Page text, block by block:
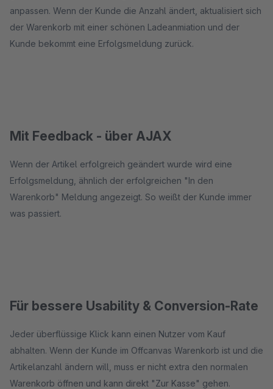
anpassen. Wenn der Kunde die Anzahl ändert, aktualisiert sich
der Warenkorb mit einer schönen Ladeanmiation und der
Kunde bekommt eine Erfolgsmeldung zurück.
Mit Feedback - über AJAX
Wenn der Artikel erfolgreich geändert wurde wird eine
Erfolgsmeldung, ähnlich der erfolgreichen "In den
Warenkorb" Meldung angezeigt. So weißt der Kunde immer
was passiert.
Für bessere Usability & Conversion-Rate
Jeder überflüssige Klick kann einen Nutzer vom Kauf
abhalten. Wenn der Kunde im Offcanvas Warenkorb ist und die
Artikelanzahl ändern will, muss er nicht extra den normalen
Warenkorb öffnen und kann direkt "Zur Kasse" gehen.